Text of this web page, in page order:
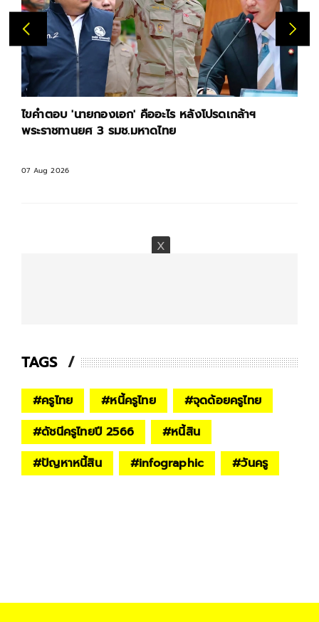
ไขคำตอบ 'นายกองเอก' คืออะไร หลังโปรดเกล้าฯ
พระราชทานยศ 3 รมช.มหาดไทย
07 Aug 2026
TAGS
#ครูไทย #หนี้ครูไทย #จุดด้อยครูไทย
#ดัชนีครูไทยปี 2566 #หนี้สิน
#ปัญหาหนี้สิน #infographic #วันครู